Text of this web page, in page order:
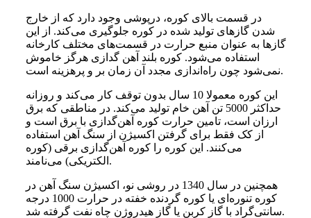
در قسمت بالای کوره، درپوشی وجود دارد که از خارج
شدن گازهای تولید شده در کوره جلوگیری می‌کند. از این
گازها به عنوان منبع حرارت در قسمت‌های مختلف کارخانه
استفاده می‌شود. کوره بلند آهن گدازی هرگز خاموش
نمی‌شود چون راه‌اندازی مجدد آن زمان بر و پرهزینه است.
این کوره معمولا 10 سال بدون توقف کار می‌کند و روزانه
حداکثر 5000 تن آهن خام تولید می‌کند. در مناطقی که برق
ارزان است، تامین حرارت کوره آهن‌گدازی با برق است و
از کک فقط برای گرفتن اکسیژن از سنگ آهن استفاده
می‌کنند. این کوره را کوره آهن‌گدازی برقی (کوره
الکتریکی) می‌نامند.
همچنین در سال 1340 در روشی نو، اکسیژن سنگ آهن در
کوره تنوره‌ای یا کوره گردنده خفته در حرارت 1000 درجه
سانتی‌گراد با گاز کربن یا گاز هیدروژن چاه نفت گرفته شد.